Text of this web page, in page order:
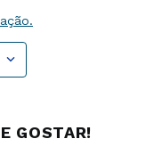
GOSTAR!